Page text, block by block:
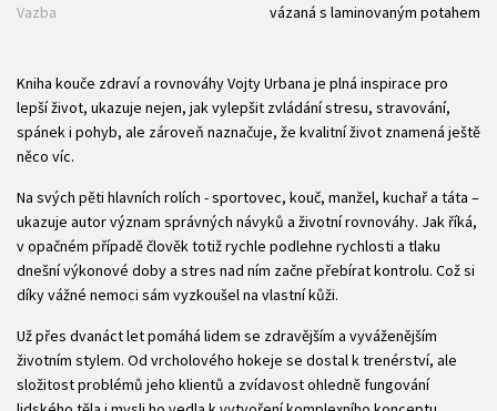
Vazba
vázaná s laminovaným potahem
Kniha kouče zdraví a rovnováhy Vojty Urbana je plná inspirace pro
lepší život, ukazuje nejen, jak vylepšit zvládání stresu, stravování,
spánek i pohyb, ale zároveň naznačuje, že kvalitní život znamená ještě
něco víc.
Na svých pěti hlavních rolích - sportovec, kouč, manžel, kuchař a táta –
ukazuje autor význam správných návyků a životní rovnováhy. Jak říká,
v opačném případě člověk totiž rychle podlehne rychlosti a tlaku
dnešní výkonové doby a stres nad ním začne přebírat kontrolu. Což si
díky vážné nemoci sám vyzkoušel na vlastní kůži.
Už přes dvanáct let pomáhá lidem se zdravějším a vyváženějším
životním stylem. Od vrcholového hokeje se dostal k trenérství, ale
složitost problémů jeho klientů a zvídavost ohledně fungování